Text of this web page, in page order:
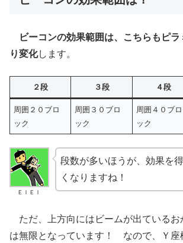
ビーコンの効果範囲は、こちらもピラ
り変化します。
２段 ３段 ４段
周囲２０ブロ
ック
周囲３０ブロ
ック
周囲４０ブロ
ック
ＥＩＥＩ
段数が多いほうが、効果を
くなりますね！
ただ、上方向にはビームが出ているお
は無限となっています！ なので、Ｙ座